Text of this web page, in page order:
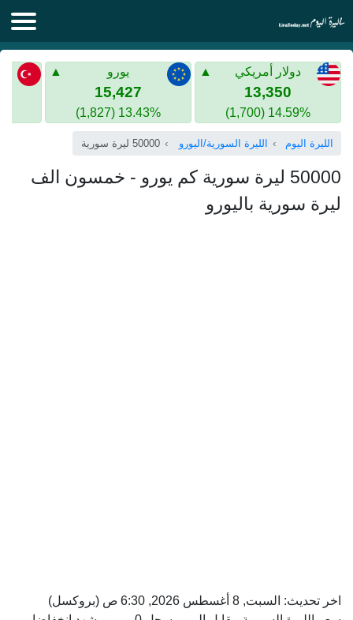
الليرة اليوم
الليرة السورية
الذهب في سوريا
الليرة التركية
الليرة التركية
الذهب في تركيا
اليورو الى الليرة التركية
دولار أمريكي
13,350
14.59% (1,700)
يورو
15,427
13.43% (1,827)
الليرة اليوم الليرة السورية/اليورو 50000 ليرة سورية
50000 ليرة سورية كم يورو - خمسون الف
ليرة سورية باليورو
اخر تحديث: السبت, 8 أغسطس 2026, 6:30 ص
(بروكسل)